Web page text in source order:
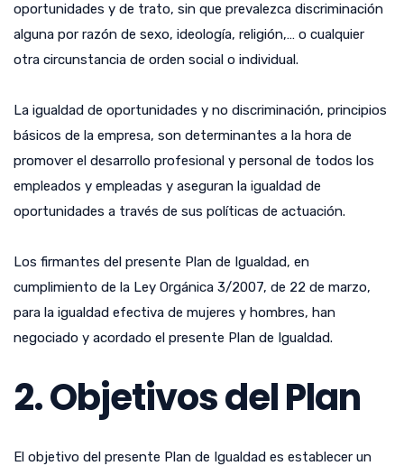
oportunidades y de trato, sin que prevalezca discriminación
alguna por razón de sexo, ideología, religión,… o cualquier
otra circunstancia de orden social o individual.
La igualdad de oportunidades y no discriminación, principios
básicos de la empresa, son determinantes a la hora de
promover el desarrollo profesional y personal de todos los
empleados y empleadas y aseguran la igualdad de
oportunidades a través de sus políticas de actuación.
Los firmantes del presente Plan de Igualdad, en
cumplimiento de la Ley Orgánica 3/2007, de 22 de marzo,
para la igualdad efectiva de mujeres y hombres, han
negociado y acordado el presente Plan de Igualdad.
2. Objetivos del Plan
El objetivo del presente Plan de Igualdad es establecer un